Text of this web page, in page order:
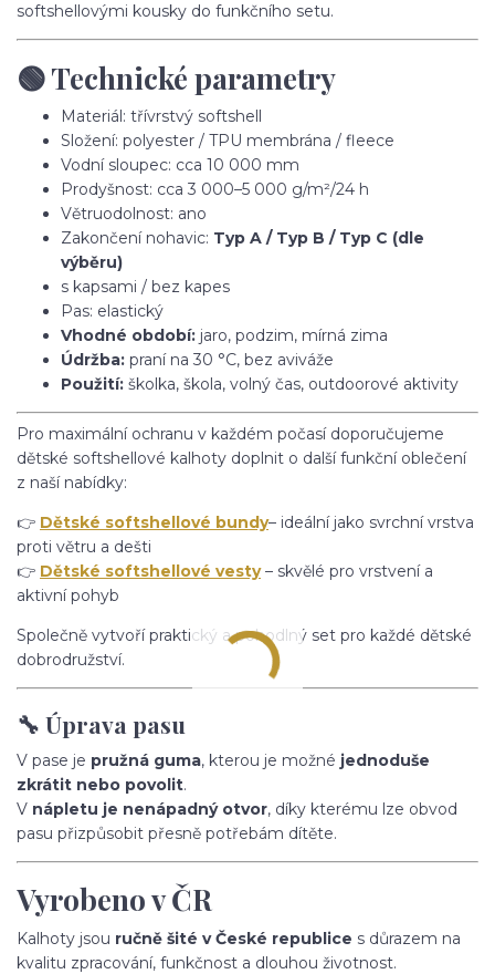
softshellovými kousky do funkčního setu.
🟢 Technické parametry
Materiál: třívrstvý softshell
Složení: polyester / TPU membrána / fleece
Vodní sloupec: cca 10 000 mm
Prodyšnost: cca 3 000–5 000 g/m²/24 h
Větruodolnost: ano
Zakončení nohavic: Typ A / Typ B / Typ C (dle
výběru)
s kapsami / bez kapes
Pas: elastický
Vhodné období: jaro, podzim, mírná zima
Údržba: praní na 30 °C, bez aviváže
Použití: školka, škola, volný čas, outdoorové aktivity
Pro maximální ochranu v každém počasí doporučujeme
dětské softshellové kalhoty doplnit o další funkční oblečení
z naší nabídky:
👉 Dětské softshellové bundy– ideální jako svrchní vrstva
proti větru a dešti
👉 Dětské softshellové vesty– skvělé pro vrstvení a
aktivní pohyb
Společně vytvoří praktický a pohodlný set pro každé dětské
dobrodružství.
🔧 Úprava pasu
V pase je pružná guma, kterou je možné jednoduše
zkrátit nebo povolit.
V nápletu je nenápadný otvor, díky kterému lze obvod
pasu přizpůsobit přesně potřebám dítěte.
Vyrobeno v ČR
Kalhoty jsou ručně šité v České republice s důrazem na
kvalitu zpracování, funkčnost a dlouhou životnost.